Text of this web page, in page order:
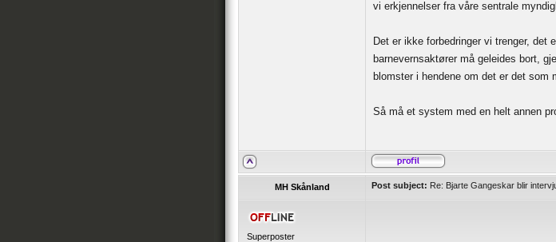
vi erkjennelser fra våre sentrale
Det er ikke forbedringer vi trenger, det
barnevernsaktører må geleides bort,
blomster i hendene om det er det som
Så må et system med en helt annen
MH Skånland Post subject: Re: Bjarte Gangeskar blir
Superposter